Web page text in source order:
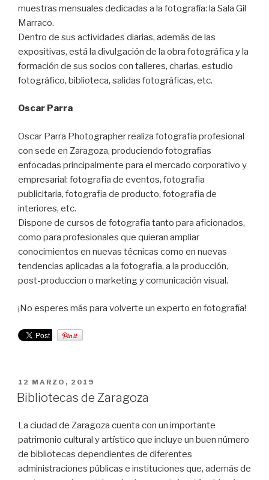
muestras mensuales dedicadas a la fotografía: la Sala Gil
Marraco.
Dentro de sus actividades diarias, además de las
expositivas, está la divulgación de la obra fotográfica y la
formación de sus socios con talleres, charlas, estudio
fotográfico, biblioteca, salidas fotográficas, etc.
Oscar Parra
Oscar Parra Photographer realiza fotografia profesional
con sede en Zaragoza, produciendo fotografias
enfocadas principalmente para el mercado corporativo y
empresarial: fotografia de eventos, fotografia
publicitaria, fotografia de producto, fotografia de
interiores, etc.
Dispone de cursos de fotografia tanto para aficionados,
como para profesionales que quieran ampliar
conocimientos en nuevas técnicas como en nuevas
tendencias aplicadas a la fotografia, a la producción,
post-produccion o marketing y comunicación visual.
¡No esperes más para volverte un experto en fotografía!
PUBLICADO
EL
12 MARZO, 2019
Bibliotecas de Zaragoza
La ciudad de Zaragoza cuenta con un importante
patrimonio cultural y artístico que incluye un buen número
de bibliotecas dependientes de diferentes
administraciones públicas e instituciones que, además de